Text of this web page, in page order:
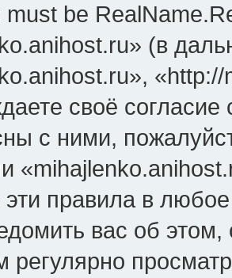
must be
(в
своё
с ними,
эти правила в
вас об